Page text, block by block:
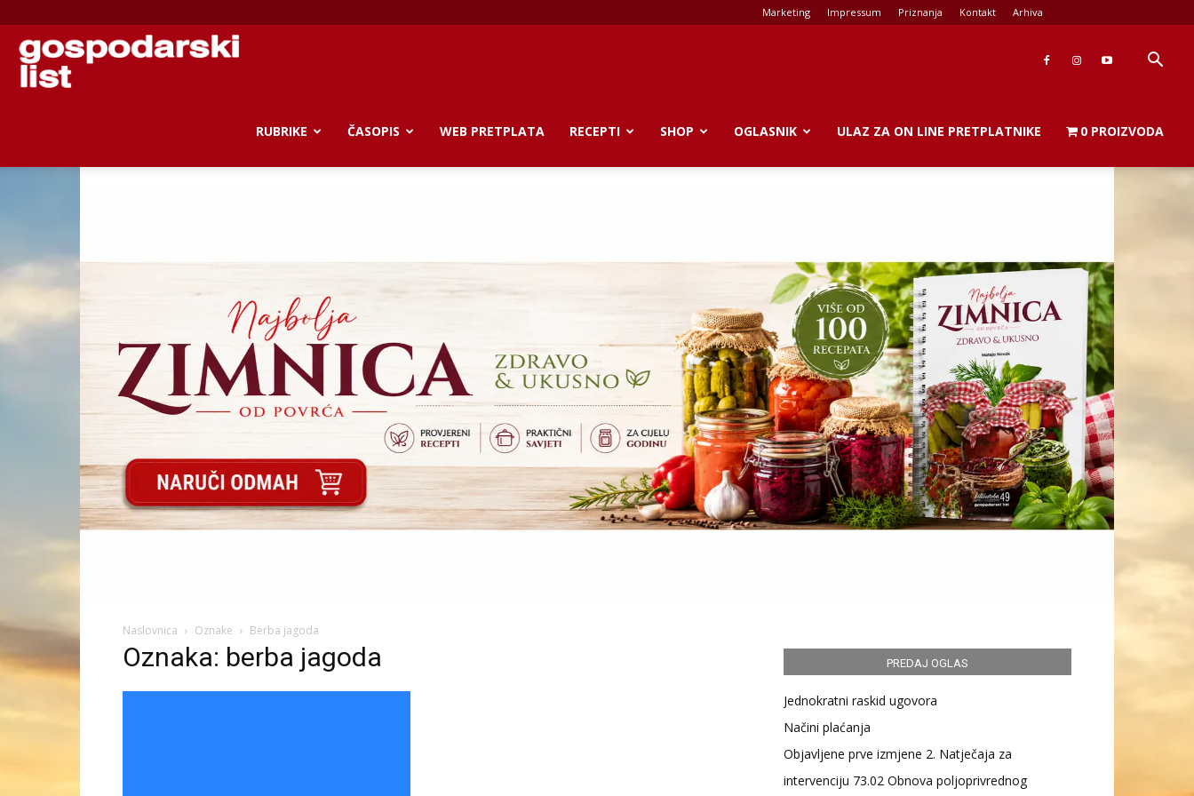
Marketing Impressum Priznanja Kontakt Arhiva
Gospodarski
RUBRIKE ČASOPIS WEB PRETPLATA RECEPTI SHOP OGLASNIK ULAZ ZA ON LINE PRETPLATNIKE 0 PROIZVODA
Naslovnica Oznake Berba jagoda
Oznaka: berba jagoda PREDAJ OGLAS
Jednokratni raskid ugovora
Načini plaćanja
Objavljene prve izmjene 2. Natječaja za
intervenciju 73.02 Obnova poljoprivrednog